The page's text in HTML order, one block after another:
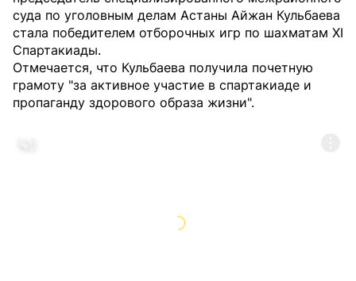
суда по уголовным делам Астаны Айжан Кульбаева
стала победителем отборочных игр по шахматам XI
Спартакиады.
Отмечается, что Кульбаева получила почетную
грамоту "за активное участие в спартакиаде и
пропаганду здорового образа жизни".